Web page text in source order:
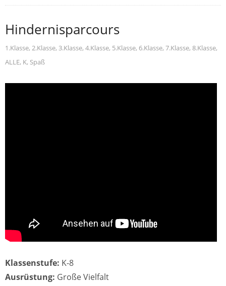
Hindernisparcours
1.Klasse, 2.Klasse, 3.Klasse, 4.Klasse, 5.Klasse, 6.Klasse, 7.Klasse, 8.Klasse,
ALLE, K, Spaß
Klassenstufe: K-8
Ausrüstung: Große Vielfalt